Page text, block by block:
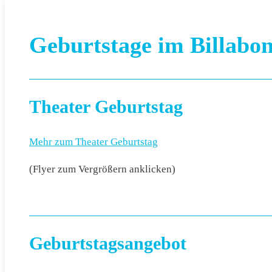
Geburtstage im
Theater Geburtstag
Mehr zum Theater Geburtstag
(Flyer zum Vergrößern anklicken)
Geburtstagsangebot